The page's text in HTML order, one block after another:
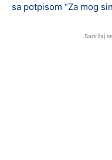
sa potpisom “Za mog
Sadržaj